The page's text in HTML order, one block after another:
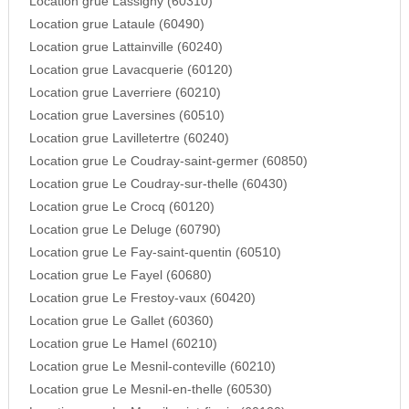
Location grue Lataule (60490)
Location grue Lattainville (60240)
Location grue Lavacquerie (60120)
Location grue Laverriere (60210)
Location grue Laversines (60510)
Location grue Lavilletertre (60240)
Location grue Le Coudray-saint-germer (60850)
Location grue Le Coudray-sur-thelle (60430)
Location grue Le Crocq (60120)
Location grue Le Deluge (60790)
Location grue Le Fay-saint-quentin (60510)
Location grue Le Fayel (60680)
Location grue Le Frestoy-vaux (60420)
Location grue Le Gallet (60360)
Location grue Le Hamel (60210)
Location grue Le Mesnil-conteville (60210)
Location grue Le Mesnil-en-thelle (60530)